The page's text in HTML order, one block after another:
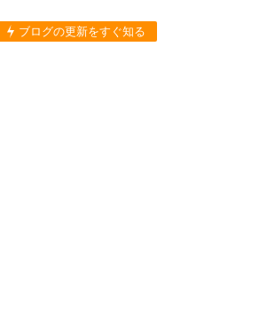
ブログの更新をすぐ知る